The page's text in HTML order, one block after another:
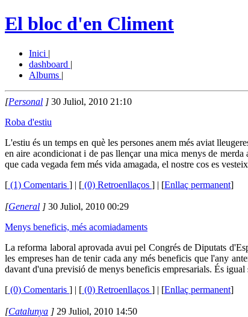
El bloc d'en Climent
Inici |
dashboard |
Albums |
[Personal ] 30 Juliol, 2010 21:10
Roba d'estiu
L'estiu és un temps en què les persones anem més aviat
en aire acondicionat i de pas llençar una mica menys de
que cada vegada fem més vida amagada, el nostre cos es
[ (1) Comentaris ] | [ (0) Retroenllaços ] | [Enllaç permanent]
[General ] 30 Juliol, 2010 00:29
Menys beneficis, més acomiadaments
La reforma laboral aprovada avui pel Congrés de Diputats
les empreses han de tenir cada any més beneficis que l'any
davant d'una previsió de menys beneficis empresarials. És
[ (0) Comentaris ] | [ (0) Retroenllaços ] | [Enllaç permanent]
[Catalunya ] 29 Juliol, 2010 14:50